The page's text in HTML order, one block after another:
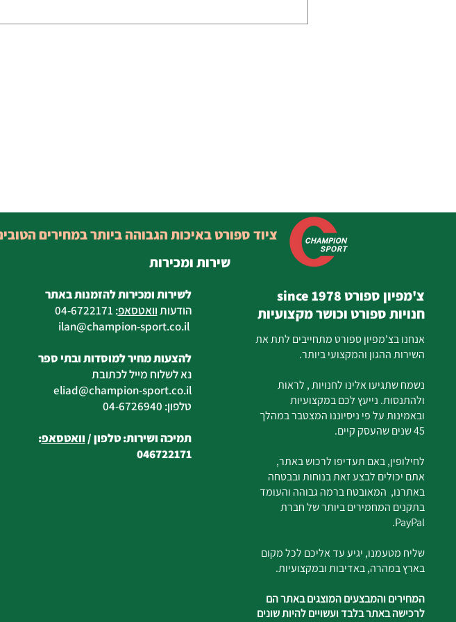
לשירות ומכירות להזמנות באתר
הודעותוואטסאפ:
04-6722171
ilan
@champion-sport.co.il
להצעות מחיר למוסדות ובתי ספר
נא לשלוח מייל לכתובת
eliad@champion-sport.co.il
טלפון: 04-6726940
תמיכה ושירות: טלפון /וואטסאפ:
046722171
צ'מפיון ספורט since 1978
חנויות ספורט וכושר מקצועיות
אנחנו בצ'מפיון ספורט מתחייבים לתת את
השירות ההגון והמקצועי ביותר.
נשמח שתגיעו אלינו לחנויות , לראות
ולהתנסות. נייעץ לכם במקצועיות
ובאמינות על פי ניסיוננו המצטבר במהלך
45 שנים שהעסק קיים.
לחילופין, באם תעדיפו לרכוש באתר,
אתם יכולים לבצע זאת בנוחות ובבטחה
באתרנו, המאובטח ברמה גבוהה והעומד
בתקנים המחמירים ביותר של חברת
PayPal.
שליח מטעמנו, יגיע עד אליכם לכל מקום
בארץ במהרה, באדיבות ובמקצועיות.
המחירים והמבצעים המוצגים באתר הם
לרכישה באתר בלבד ועשויים להיות שונים
שירות ומכירות
ציוד ספורט באיכות הגבוהה ביותר במחירים